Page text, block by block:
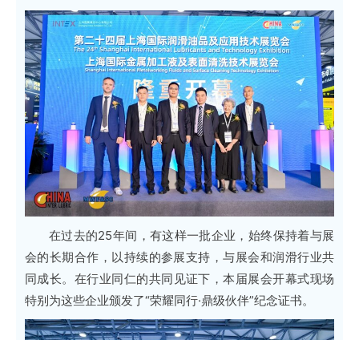
在过去的25年间，有这样一批企业，始终保持着与展
会的长期合作，以持续的参展支持，与展会和润滑行业共
同成长。 在行业同仁的共同见证下，本届展会开幕式现场
特别为这些企业颁发了“荣耀同行·鼎级伙伴”纪念证书。